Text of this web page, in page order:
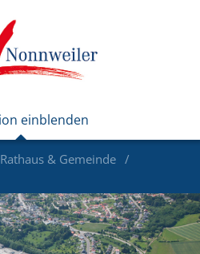
Rathaus & Gemeinde